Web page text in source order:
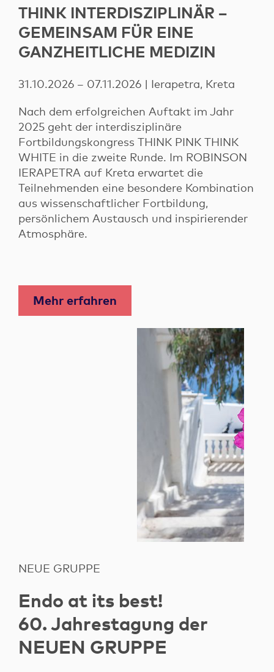
THINK INTERDISZIPLINÄR –
GEMEINSAM FÜR EINE
GANZHEITLICHE MEDIZIN
31.10.2026 – 07.11.2026 | Ierapetra, Kreta
Nach dem erfolgreichen Auftakt im Jahr
2025 geht der interdisziplinäre
Fortbildungskongress THINK PINK THINK
WHITE in die zweite Runde. Im ROBINSON
IERAPETRA auf Kreta erwartet die
Teilnehmenden eine besondere Kombination
aus wissenschaftlicher Fortbildung,
persönlichem Austausch und inspirierender
Atmosphäre.
Mehr erfahren
NEUE GRUPPE
Endo at its best!
60. Jahrestagung der
NEUEN GRUPPE